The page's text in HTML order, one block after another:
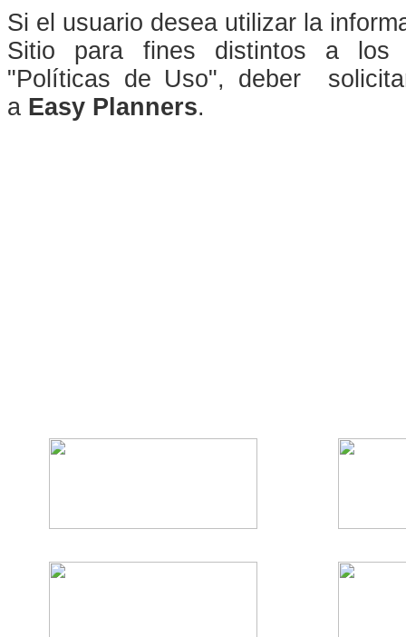
Si el usuario desea utilizar la
Sitio para fines distintos a los
"Políticas de Uso", deber
a Easy Planners.